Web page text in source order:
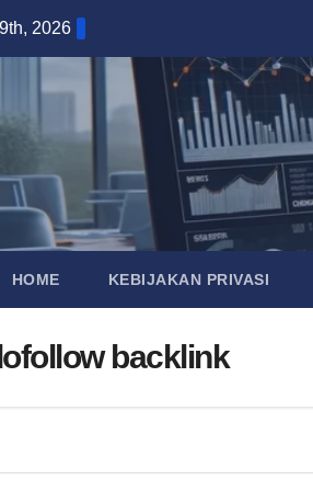
2026
HOME KEBIJAKAN PRIVASI
backlink